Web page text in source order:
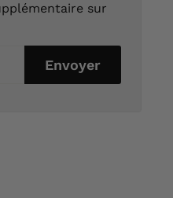
sur
Envoyer